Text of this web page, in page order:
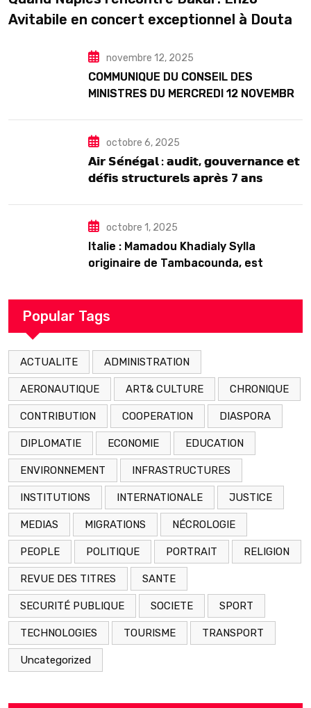
Avitabile en concert exceptionnel à Douta
novembre 12, 2025
COMMUNIQUE DU CONSEIL DES
MINISTRES DU MERCREDI 12 NOVEMBRE
octobre 6, 2025
𝗔𝗶𝗿 𝗦𝗲́𝗻𝗲́𝗴𝗮𝗹 : 𝗮𝘂𝗱𝗶𝘁, 𝗴𝗼𝘂𝘃𝗲𝗿𝗻𝗮𝗻𝗰𝗲 𝗲𝘁
𝗱𝗲́𝗳𝗶𝘀 𝘀𝘁𝗿𝘂𝗰𝘁𝘂𝗿𝗲𝗹𝘀 𝗮𝗽𝗿𝗲̀𝘀 7 𝗮𝗻𝘀
octobre 1, 2025
Italie : Mamadou Khadialy Sylla
originaire de Tambacounda, est
arrestation
Popular Tags
ACTUALITE ADMINISTRATION
AERONAUTIQUE ART& CULTURE CHRONIQUE
CONTRIBUTION COOPERATION DIASPORA
DIPLOMATIE ECONOMIE EDUCATION
ENVIRONNEMENT INFRASTRUCTURES
INSTITUTIONS INTERNATIONALE JUSTICE
MEDIAS MIGRATIONS NÉCROLOGIE
PEOPLE POLITIQUE PORTRAIT RELIGION
REVUE DES TITRES SANTE
SECURITÉ PUBLIQUE SOCIETE SPORT
TECHNOLOGIES TOURISME TRANSPORT
Uncategorized